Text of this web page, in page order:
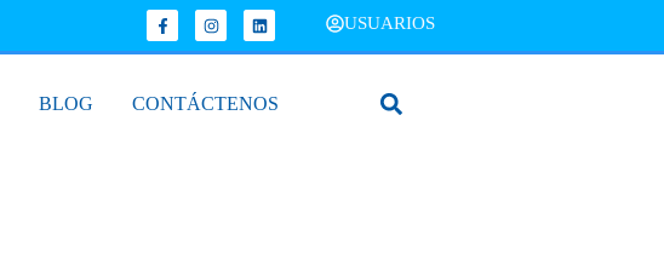
USUARIOS
BLOG CONTÁCTENOS